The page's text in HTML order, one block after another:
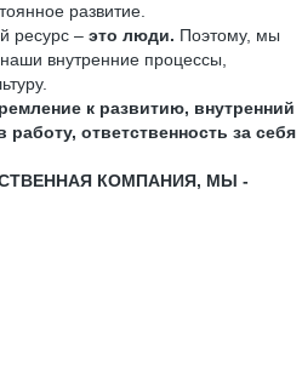
развитие.
ресурс – это люди. Поэтому, мы
внутренние процессы,
к развитию, внутренний
ответственность за себя
КОМПАНИЯ, МЫ -